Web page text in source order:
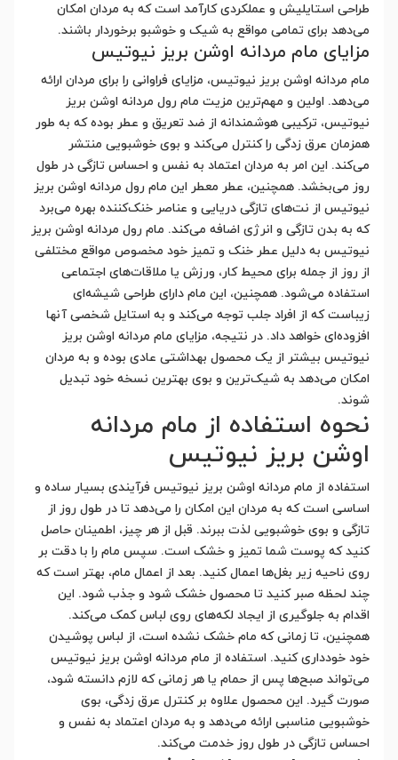
طراحی استایلیش و عملکردی کارآمد است که به مردان امکان
می‌دهد برای تمامی مواقع به شیک و خوشبو برخوردار باشند.
مزایای مام مردانه اوشن بریز نیوتیس
مام مردانه اوشن بریز نیوتیس، مزایای فراوانی را برای مردان ارائه
می‌دهد. اولین و مهم‌ترین مزیت مام رول مردانه اوشن بریز
نیوتیس، ترکیبی هوشمندانه از ضد تعریق و عطر بوده که به طور
همزمان عرق زدگی را کنترل می‌کند و بوی خوشبویی منتشر
می‌کند. این امر به مردان اعتماد به نفس و احساس تازگی در طول
روز می‌بخشد. همچنین، عطر معطر این مام رول مردانه اوشن بریز
نیوتیس از نت‌های تازگی دریایی و عناصر خنک‌کننده بهره می‌برد
که به بدن تازگی و انرژی اضافه می‌کند. مام رول مردانه اوشن بریز
نیوتیس به دلیل عطر خنک و تمیز خود مخصوص مواقع مختلفی
از روز از جمله برای محیط کار، ورزش یا ملاقات‌های اجتماعی
استفاده می‌شود. همچنین، این مام دارای طراحی شیشه‌ای
زیباست که از افراد جلب توجه می‌کند و به استایل شخصی آنها
افزوده‌ای خواهد داد. در نتیجه، مزایای مام مردانه اوشن بریز
نیوتیس بیشتر از یک محصول بهداشتی عادی بوده و به مردان
امکان می‌دهد به شیک‌ترین و بوی بهترین نسخه خود تبدیل
شوند.
نحوه استفاده از مام مردانه
اوشن بریز نیوتیس
استفاده از مام مردانه اوشن بریز نیوتیس فرآیندی بسیار ساده و
اساسی است که به مردان این امکان را می‌دهد تا در طول روز از
تازگی و بوی خوشبویی لذت ببرند. قبل از هر چیز، اطمینان حاصل
کنید که پوست شما تمیز و خشک است. سپس مام را با دقت بر
روی ناحیه زیر بغل‌ها اعمال کنید. بعد از اعمال مام، بهتر است که
چند لحظه صبر کنید تا محصول خشک شود و جذب شود. این
اقدام به جلوگیری از ایجاد لکه‌های روی لباس کمک می‌کند.
همچنین، تا زمانی که مام خشک نشده است، از لباس پوشیدن
خود خودداری کنید. استفاده از مام مردانه اوشن بریز نیوتیس
می‌تواند صبح‌ها پس از حمام یا هر زمانی که لازم دانسته شود،
صورت گیرد. این محصول علاوه بر کنترل عرق زدگی، بوی
خوشبویی مناسبی ارائه می‌دهد و به مردان اعتماد به نفس و
احساس تازگی در طول روز خدمت می‌کند.